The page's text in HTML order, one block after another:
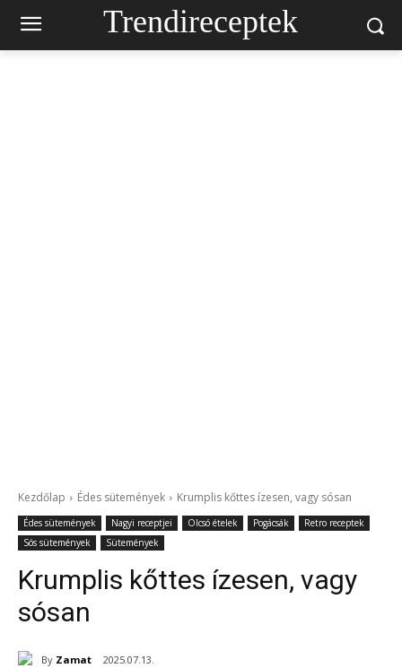
Trendireceptek
Kezdőlap Édes sütemények Krumplis kőttes ízesen, vagy sósan
Édes sütemények Nagyi receptjei Olcsó ételek Pogácsák
Retro receptek
Sós sütemények
Sütemények
Krumplis kőttes ízesen, vagy
sósan
By Zamat 2025.07.13.